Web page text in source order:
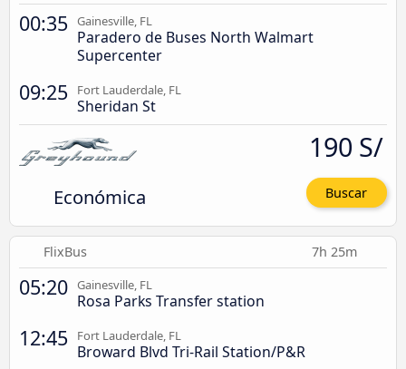
00:35 Gainesville, FL
Paradero de Buses North Walmart
Supercenter
09:25 Fort Lauderdale, FL
Sheridan St
Económica
190 S/
Buscar
FlixBus 7h 25m
05:20 Gainesville, FL
Rosa Parks Transfer station
12:45 Fort Lauderdale, FL
Broward Blvd Tri-Rail Station/P&R